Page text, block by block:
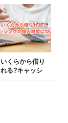
いくらから借り
れる?キャッシ